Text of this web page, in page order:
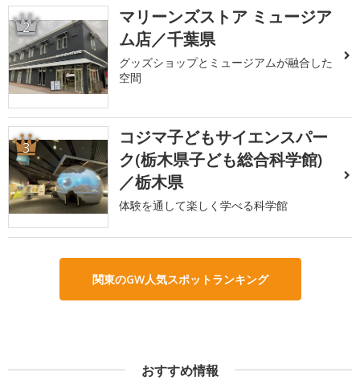
2
マリーンズストア ミュージア
ム店／千葉県
グッズショップとミュージアムが融合した
空間
3
コジマ子どもサイエンスパー
ク(栃木県子ども総合科学館)
／栃木県
体験を通して楽しく学べる科学館
関東のGW人気スポットランキング
おすすめ情報